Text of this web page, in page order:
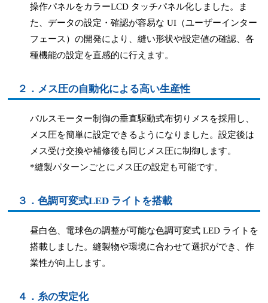
操作パネルをカラーLCD タッチパネル化しました。ま
た、データの設定・確認が容易な UI（ユーザーインター
フェース）の開発により、縫い形状や設定値の確認、各
種機能の設定を直感的に行えます。
２．メス圧の自動化による高い生産性
パルスモーター制御の垂直駆動式布切りメスを採用し、
メス圧を簡単に設定できるようになりました。設定後は
メス受け交換や補修後も同じメス圧に制御します。
*縫製パターンごとにメス圧の設定も可能です。
３．色調可変式LED ライトを搭載
昼白色、電球色の調整が可能な色調可変式 LED ライトを
搭載しました。縫製物や環境に合わせて選択ができ、作
業性が向上します。
４．糸の安定化